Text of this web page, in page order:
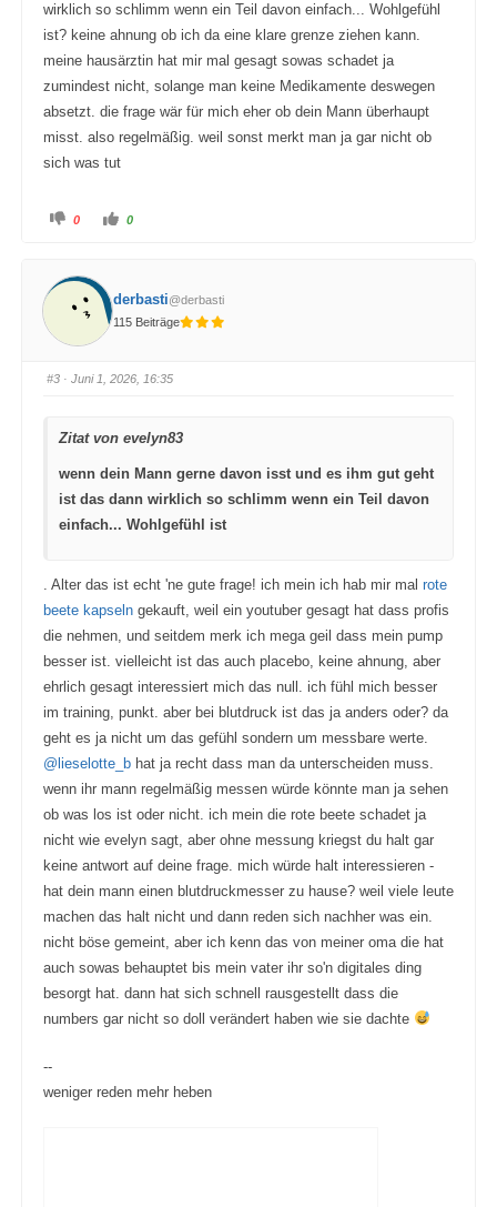
wirklich so schlimm wenn ein Teil davon einfach... Wohlgefühl
ist? keine ahnung ob ich da eine klare grenze ziehen kann.
meine hausärztin hat mir mal gesagt sowas schadet ja
zumindest nicht, solange man keine Medikamente deswegen
absetzt. die frage wär für mich eher ob dein Mann überhaupt
misst. also regelmäßig. weil sonst merkt man ja gar nicht ob
sich was tut
A
c
n
r
u
n
h
n
e
n
0
A
e
f
a
u
n
h
b
n
.
0
derbasti@derbasti
115 Beiträge
#3· Juni 1, 2026, 16:35
Zitat von evelyn83
wenn dein Mann gerne davon isst und es ihm gut geht
ist das dann wirklich so schlimm wenn ein Teil davon
einfach... Wohlgefühl ist
. Alter das ist echt 'ne gute frage! ich mein ich hab mir mal rote
beete kapselngekauft, weil ein youtuber gesagt hat dass profis
die nehmen, und seitdem merk ich mega geil dass mein pump
besser ist. vielleicht ist das auch placebo, keine ahnung, aber
ehrlich gesagt interessiert mich das null. ich fühl mich besser
im training, punkt. aber bei blutdruck ist das ja anders oder? da
geht es ja nicht um das gefühl sondern um messbare werte.
@lieselotte_bhat ja recht dass man da unterscheiden muss.
wenn ihr mann regelmäßig messen würde könnte man ja sehen
ob was los ist oder nicht. ich mein die rote beete schadet ja
nicht wie evelyn sagt, aber ohne messung kriegst du halt gar
keine antwort auf deine frage. mich würde halt interessieren -
hat dein mann einen blutdruckmesser zu hause? weil viele leute
machen das halt nicht und dann reden sich nachher was ein.
nicht böse gemeint, aber ich kenn das von meiner oma die hat
auch sowas behauptet bis mein vater ihr so'n digitales ding
besorgt hat. dann hat sich schnell rausgestellt dass die
numbers gar nicht so doll verändert haben wie sie dachte
--
weniger reden mehr heben